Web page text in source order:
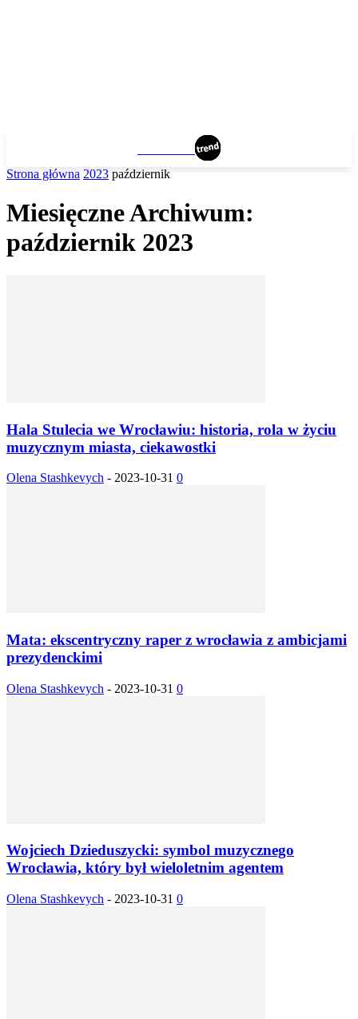
Strona główna 2023 październik
Miesięczne Archiwum:
październik 2023
Hala Stulecia we Wrocławiu: historia, rola w życiu
muzycznym miasta, ciekawostki
Olena Stashkevych - 2023-10-31 0
Mata: ekscentryczny raper z wrocławia z ambicjami
prezydenckimi
Olena Stashkevych - 2023-10-31 0
Wojciech Dzieduszycki: symbol muzycznego
Wrocławia, który był wieloletnim agentem
Olena Stashkevych - 2023-10-31 0